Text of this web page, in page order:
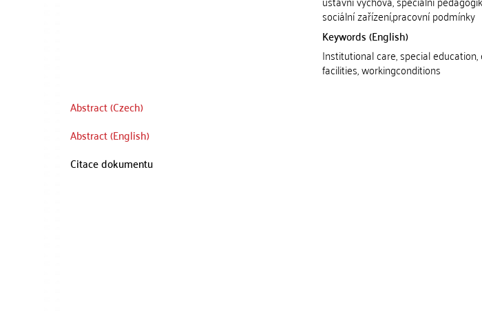
sociální zařízení,pracovní podmínky
Keywords (English)
Institutional care, special
facilities, workingconditions
Abstract (Czech)
Abstract (English)
Citace dokumentu